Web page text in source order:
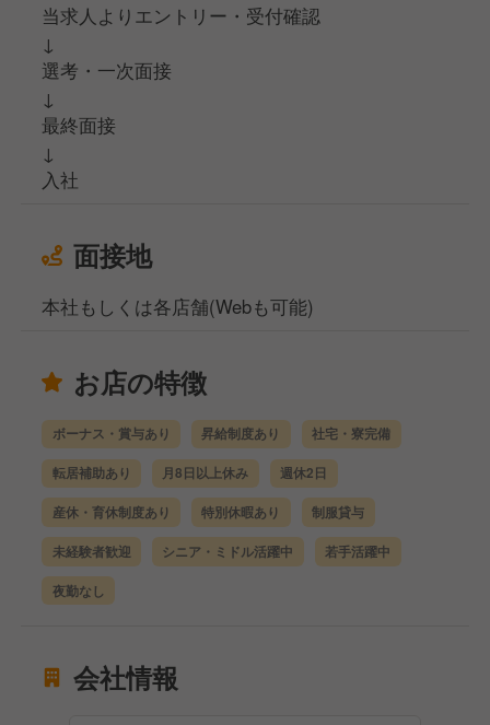
当求人よりエントリー・受付確認
↓
選考・一次面接
↓
最終面接
↓
入社
面接地
本社もしくは各店舗(Webも可能)
お店の特徴
ボーナス・賞与あり 昇給制度あり 社宅・寮完備
転居補助あり 月8日以上休み 週休2日
産休・育休制度あり 特別休暇あり 制服貸与
未経験者歓迎 シニア・ミドル活躍中 若手活躍中
夜勤なし
会社情報